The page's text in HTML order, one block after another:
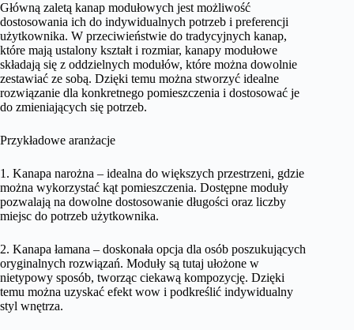
Główną zaletą kanap modułowych jest możliwość
dostosowania ich do indywidualnych potrzeb i preferencji
użytkownika. W przeciwieństwie do tradycyjnych kanap,
które mają ustalony kształt i rozmiar, kanapy modułowe
składają się z oddzielnych modułów, które można dowolnie
zestawiać ze sobą. Dzięki temu można stworzyć idealne
rozwiązanie dla konkretnego pomieszczenia i dostosować je
do zmieniających się potrzeb.
Przykładowe aranżacje
1. Kanapa narożna – idealna do większych przestrzeni, gdzie
można wykorzystać kąt pomieszczenia. Dostępne moduły
pozwalają na dowolne dostosowanie długości oraz liczby
miejsc do potrzeb użytkownika.
2. Kanapa łamana – doskonała opcja dla osób poszukujących
oryginalnych rozwiązań. Moduły są tutaj ułożone w
nietypowy sposób, tworząc ciekawą kompozycję. Dzięki
temu można uzyskać efekt wow i podkreślić indywidualny
styl wnętrza.